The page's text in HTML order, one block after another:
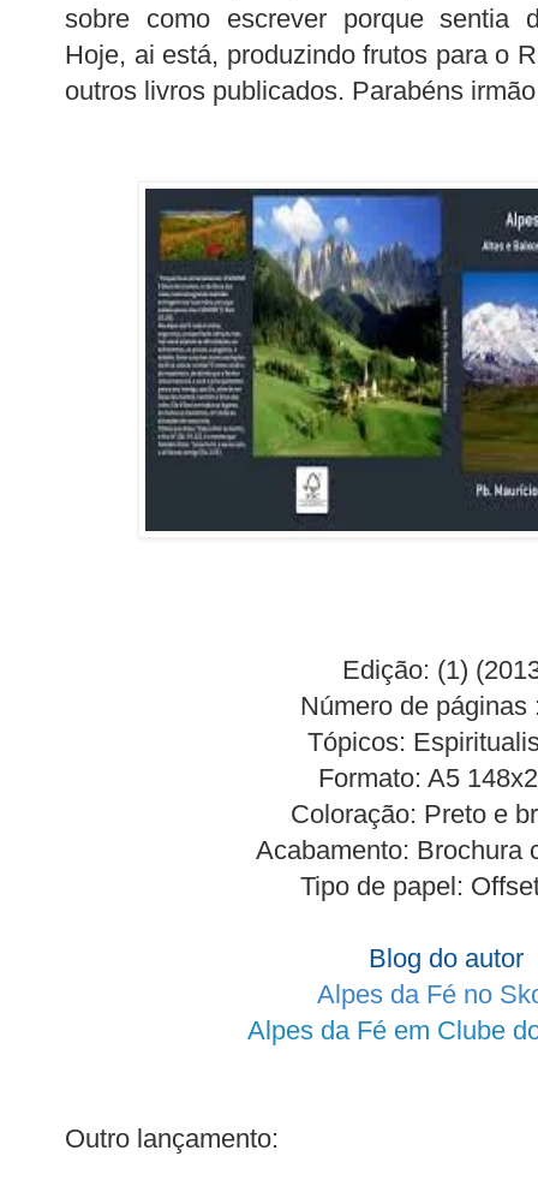
sobre como escrever porque sentia
Hoje, ai está, produzindo frutos para o
outros livros publicados. Parabéns
Edição: (1)
Número de páginas
Tópicos:
Formato: A5
Coloração: Preto e
Acabamento: Brochura
Tipo de papel:
Blog do autor
Alpes da Fé no
Alpes da Fé em Clube
Outro lançamento: